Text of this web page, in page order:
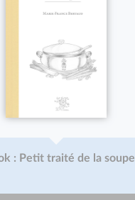
: Petit traité de la soupe